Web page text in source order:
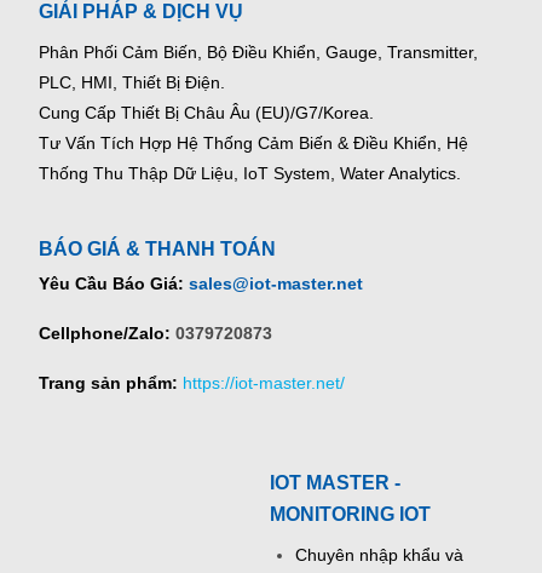
GIẢI PHÁP & DỊCH VỤ
Phân Phối Cảm Biến, Bộ Điều Khiển, Gauge, Transmitter,
PLC, HMI, Thiết Bị Điện.
Cung Cấp Thiết Bị Châu Âu (EU)/G7/Korea.
Tư Vấn Tích Hợp Hệ Thống Cảm Biến & Điều Khiển, Hệ
Thống Thu Thập Dữ Liệu, IoT System, Water Analytics.
BÁO GIÁ & THANH TOÁN
Yêu Cầu Báo Giá: sales@iot-master.net
Cellphone/Zalo: 0379720873
Trang sản phẩm: https://iot-master.net/
IOT MASTER -
MONITORING IOT
Chuyên nhập khẩu và